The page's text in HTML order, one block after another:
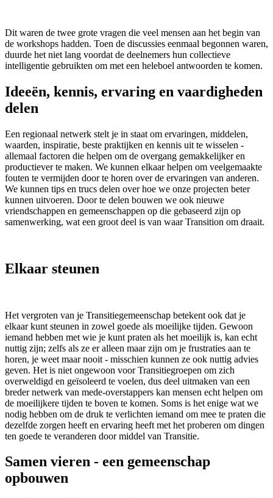
Dit waren de twee grote vragen die veel mensen aan het begin van
de workshops hadden. Toen de discussies eenmaal begonnen waren,
duurde het niet lang voordat de deelnemers hun collectieve
intelligentie gebruikten om met een heleboel antwoorden te komen.
Ideeën, kennis, ervaring en vaardigheden
delen
Een regionaal netwerk stelt je in staat om ervaringen, middelen,
waarden, inspiratie, beste praktijken en kennis uit te wisselen -
allemaal factoren die helpen om de overgang gemakkelijker en
productiever te maken. We kunnen elkaar helpen om veelgemaakte
fouten te vermijden door te horen over de ervaringen van anderen.
We kunnen tips en trucs delen over hoe we onze projecten beter
kunnen uitvoeren. Door te delen bouwen we ook nieuwe
vriendschappen en gemeenschappen op die gebaseerd zijn op
samenwerking, wat een groot deel is van waar Transition om draait.
Elkaar steunen
Het vergroten van je Transitiegemeenschap betekent ook dat je
elkaar kunt steunen in zowel goede als moeilijke tijden. Gewoon
iemand hebben met wie je kunt praten als het moeilijk is, kan echt
nuttig zijn; zelfs als ze er alleen maar zijn om je frustraties aan te
horen, je weet maar nooit - misschien kunnen ze ook nuttig advies
geven. Het is niet ongewoon voor Transitiegroepen om zich
overweldigd en geïsoleerd te voelen, dus deel uitmaken van een
breder netwerk van mede-overstappers kan mensen echt helpen om
de moeilijkere tijden te boven te komen. Soms is het enige wat we
nodig hebben om de druk te verlichten iemand om mee te praten die
dezelfde zorgen heeft en ervaring heeft met het proberen om dingen
ten goede te veranderen door middel van Transitie.
Samen vieren - een gemeenschap
opbouwen